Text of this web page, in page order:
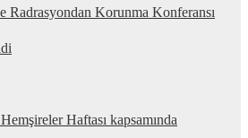
Radrasyondan Korunma Konferansı
Haftası kapsamında